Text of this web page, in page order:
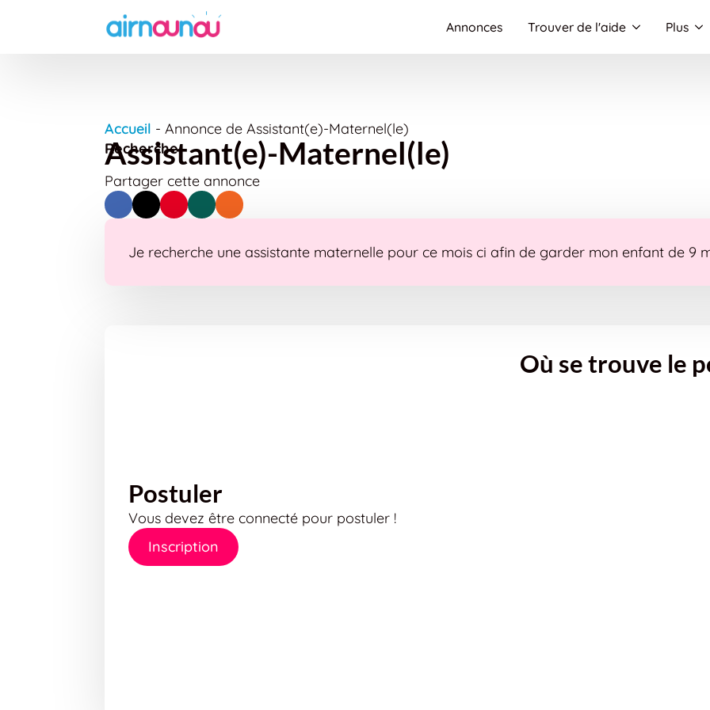
Annonces Trouver de l'aide Plus
Accueil - Annonce de Assistant(e)-Maternel(le)
Recherche
Assistant(e)-Maternel(le)
Partager cette annonce
Je recherche une assistante maternelle pour ce mois ci afin de garder mon enfant de 9
Postuler
Vous devez être connecté pour postuler !
Inscription
Où se trouve le